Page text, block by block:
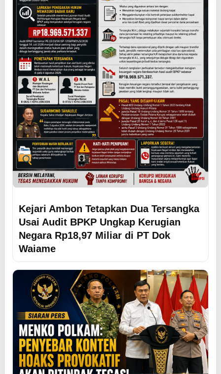
Kejari Ambon Tetapkan Dua Tersangka
Usai Audit BPKP Ungkap Kerugian
Negara Rp18,97 Miliar di PT Dok
Waiame